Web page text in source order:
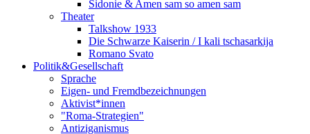
Sidonie & Amen sam so amen sam
Theater
Talkshow 1933
Die Schwarze Kaiserin / I kali tschasarkija
Romano Svato
Politik&Gesellschaft
Sprache
Eigen- und Fremdbezeichnungen
Aktivist*innen
"Roma-Strategien"
Antiziganismus